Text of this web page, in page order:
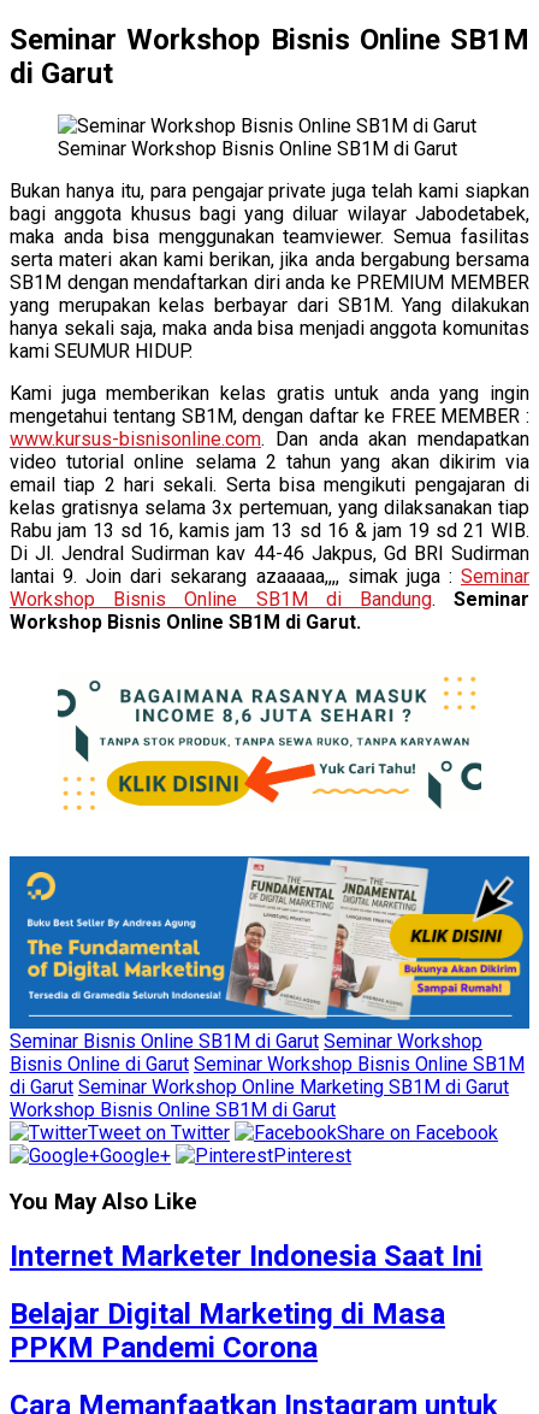
Seminar Workshop Bisnis Online SB1M
di Garut
Seminar Workshop Bisnis Online SB1M di Garut
Bukan hanya itu, para pengajar private juga telah kami siapkan
bagi anggota khusus bagi yang diluar wilayar Jabodetabek,
maka anda bisa menggunakan teamviewer. Semua fasilitas
serta materi akan kami berikan, jika anda bergabung bersama
SB1M dengan mendaftarkan diri anda ke PREMIUM MEMBER
yang merupakan kelas berbayar dari SB1M. Yang dilakukan
hanya sekali saja, maka anda bisa menjadi anggota komunitas
kami SEUMUR HIDUP.
Kami juga memberikan kelas gratis untuk anda yang ingin
mengetahui tentang SB1M, dengan daftar ke FREE MEMBER :
www.kursus-bisnisonline.com. Dan anda akan mendapatkan
video tutorial online selama 2 tahun yang akan dikirim via
email tiap 2 hari sekali. Serta bisa mengikuti pengajaran di
kelas gratisnya selama 3x pertemuan, yang dilaksanakan tiap
Rabu jam 13 sd 16, kamis jam 13 sd 16 & jam 19 sd 21 WIB.
Di Jl. Jendral Sudirman kav 44-46 Jakpus, Gd BRI Sudirman
lantai 9. Join dari sekarang azaaaaa,,,, simak juga : Seminar
Workshop Bisnis Online SB1M di Bandung.Seminar
Workshop Bisnis Online SB1M di Garut.
Seminar Bisnis Online SB1M di Garut Seminar Workshop
Bisnis Online di Garut Seminar Workshop Bisnis Online SB1M
di Garut Seminar Workshop Online Marketing SB1M di Garut
Workshop Bisnis Online SB1M di Garut
Tweet on Twitter
Share on Facebook
Google+
Pinterest
You May Also Like
Internet Marketer Indonesia Saat Ini
Belajar Digital Marketing di Masa
PPKM Pandemi Corona
Cara Memanfaatkan Instagram untuk